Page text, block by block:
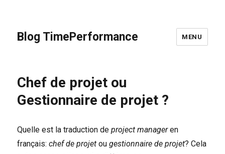
Blog TimePerformance MENU
Chef de projet ou
Gestionnaire de projet ?
Quelle est la traduction deproject manageren
français:chef de projet ougestionnaire de projet? Cela